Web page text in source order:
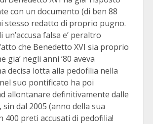
con un documento (di ben 88
stesso redatto di proprio pugno.
falsa e’ peraltro
che Benedetto XVI sia proprio
gia’ negli anni ’80 aveva
decisa lotta alla pedofilia nella
suo pontificato ha poi
allontanare definitivamente dalle
dal 2005 (anno della sua
400 preti accusati di pedofilia!